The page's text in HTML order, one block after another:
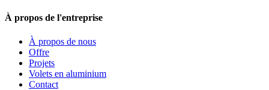
À propos de l'entreprise
À propos de nous
Offre
Projets
Volets en aluminium
Contact